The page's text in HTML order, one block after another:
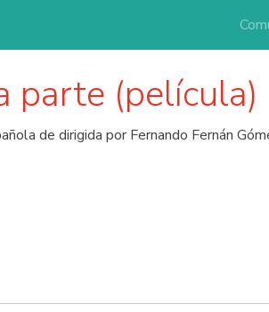
parte (película)
de dirigida por Fernando Fernán